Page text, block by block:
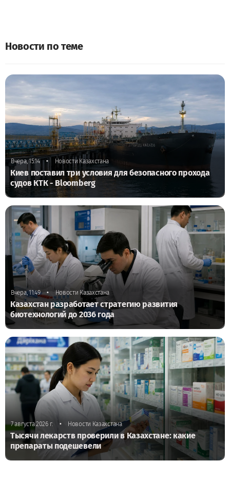
Новости по теме
Вчера, 15:14 • Новости Казахстана
Киев поставил три условия для безопасного прохода
судов КТК - Bloomberg
Вчера, 11:49 • Новости Казахстана
Казахстан разработает стратегию развития
биотехнологий до 2036 года
7 августа 2026 г. • Новости Казахстана
Тысячи лекарств проверили в Казахстане: какие
препараты подешевели